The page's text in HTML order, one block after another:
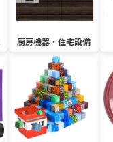
厨房機器・住宅設備